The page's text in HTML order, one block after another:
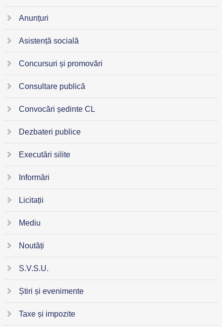
Anunțuri
Asistență socială
Concursuri și promovări
Consultare publică
Convocări ședinte CL
Dezbateri publice
Executări silite
Informări
Licitații
Mediu
Noutăți
S.V.S.U.
Știri și evenimente
Taxe și impozite